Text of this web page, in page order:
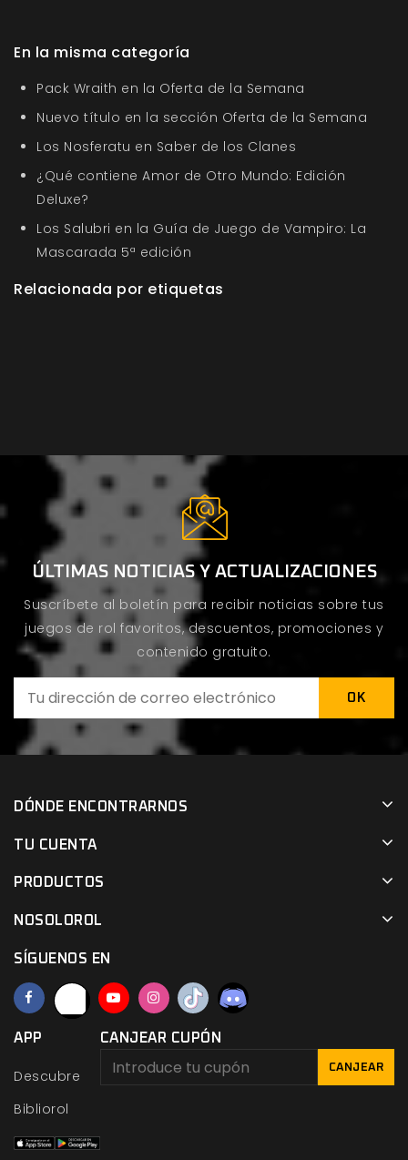
En la misma categoría
Pack Wraith en la Oferta de la Semana
Nuevo título en la sección Oferta de la Semana
Los Nosferatu en Saber de los Clanes
¿Qué contiene Amor de Otro Mundo: Edición
Deluxe?
Los Salubri en la Guía de Juego de Vampiro: La
Mascarada 5ª edición
Relacionada por etiquetas
ÚLTIMAS NOTICIAS Y ACTUALIZACIONES
Suscríbete al boletín para recibir noticias sobre tus
juegos de rol favoritos, descuentos, promociones y
contenido gratuito.
DÓNDE ENCONTRARNOS
TU CUENTA
PRODUCTOS
NOSOLOROL
SÍGUENOS EN
APP
Descubre
Bibliorol
CANJEAR CUPÓN
CANJEAR